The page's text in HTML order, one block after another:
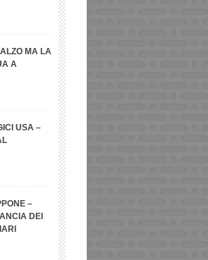
MA LA
A
USA –
–
DEI